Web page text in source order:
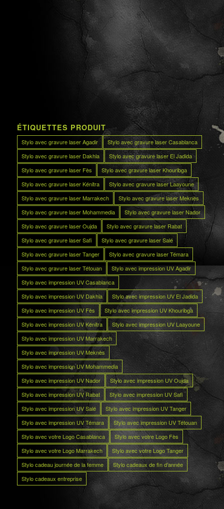
ÉTIQUETTES PRODUIT
Stylo avec gravure laser Agadir
Stylo avec gravure laser Casablanca
Stylo avec gravure laser Dakhla
Stylo avec gravure laser El Jadida
Stylo avec gravure laser Fès
Stylo avec gravure laser Khouribga
Stylo avec gravure laser Kénitra
Stylo avec gravure laser Laayoune
Stylo avec gravure laser Marrakech
Stylo avec gravure laser Meknès
Stylo avec gravure laser Mohammedia
Stylo avec gravure laser Nador
Stylo avec gravure laser Oujda
Stylo avec gravure laser Rabat
Stylo avec gravure laser Safi
Stylo avec gravure laser Salé
Stylo avec gravure laser Tanger
Stylo avec gravure laser Témara
Stylo avec gravure laser Tétouan
Stylo avec impression UV Agadir
Stylo avec impression UV Casablanca
Stylo avec impression UV Dakhla
Stylo avec impression UV El Jadida
Stylo avec impression UV Fès
Stylo avec impression UV Khouribga
Stylo avec impression UV Kénitra
Stylo avec impression UV Laayoune
Stylo avec impression UV Marrakech
Stylo avec impression UV Meknès
Stylo avec impression UV Mohammedia
Stylo avec impression UV Nador
Stylo avec impression UV Oujda
Stylo avec impression UV Rabat
Stylo avec impression UV Safi
Stylo avec impression UV Salé
Stylo avec impression UV Tanger
Stylo avec impression UV Témara
Stylo avec impression UV Tétouan
Stylo avec votre Logo Casablanca
Stylo avec votre Logo Fès
Stylo avec votre Logo Marrakech
Stylo avec votre Logo Tanger
Stylo cadeau journée de la femme
Stylo cadeaux de fin d’année
Stylo cadeaux entreprise